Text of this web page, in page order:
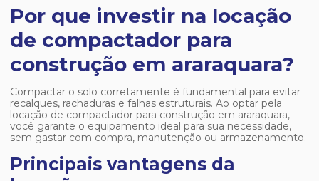
Por que investir na locação
de compactador para
construção em araraquara?
Compactar o solo corretamente é fundamental para evitar
recalques, rachaduras e falhas estruturais. Ao optar pela
locação de compactador para construção em araraquara,
você garante o equipamento ideal para sua necessidade,
sem gastar com compra, manutenção ou armazenamento.
Principais vantagens da